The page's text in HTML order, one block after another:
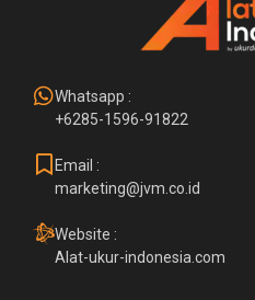
Whatsapp :
+6285-1596-91822
Email :
marketing@jvm.co.id
Website :
Alat-ukur-indonesia.com